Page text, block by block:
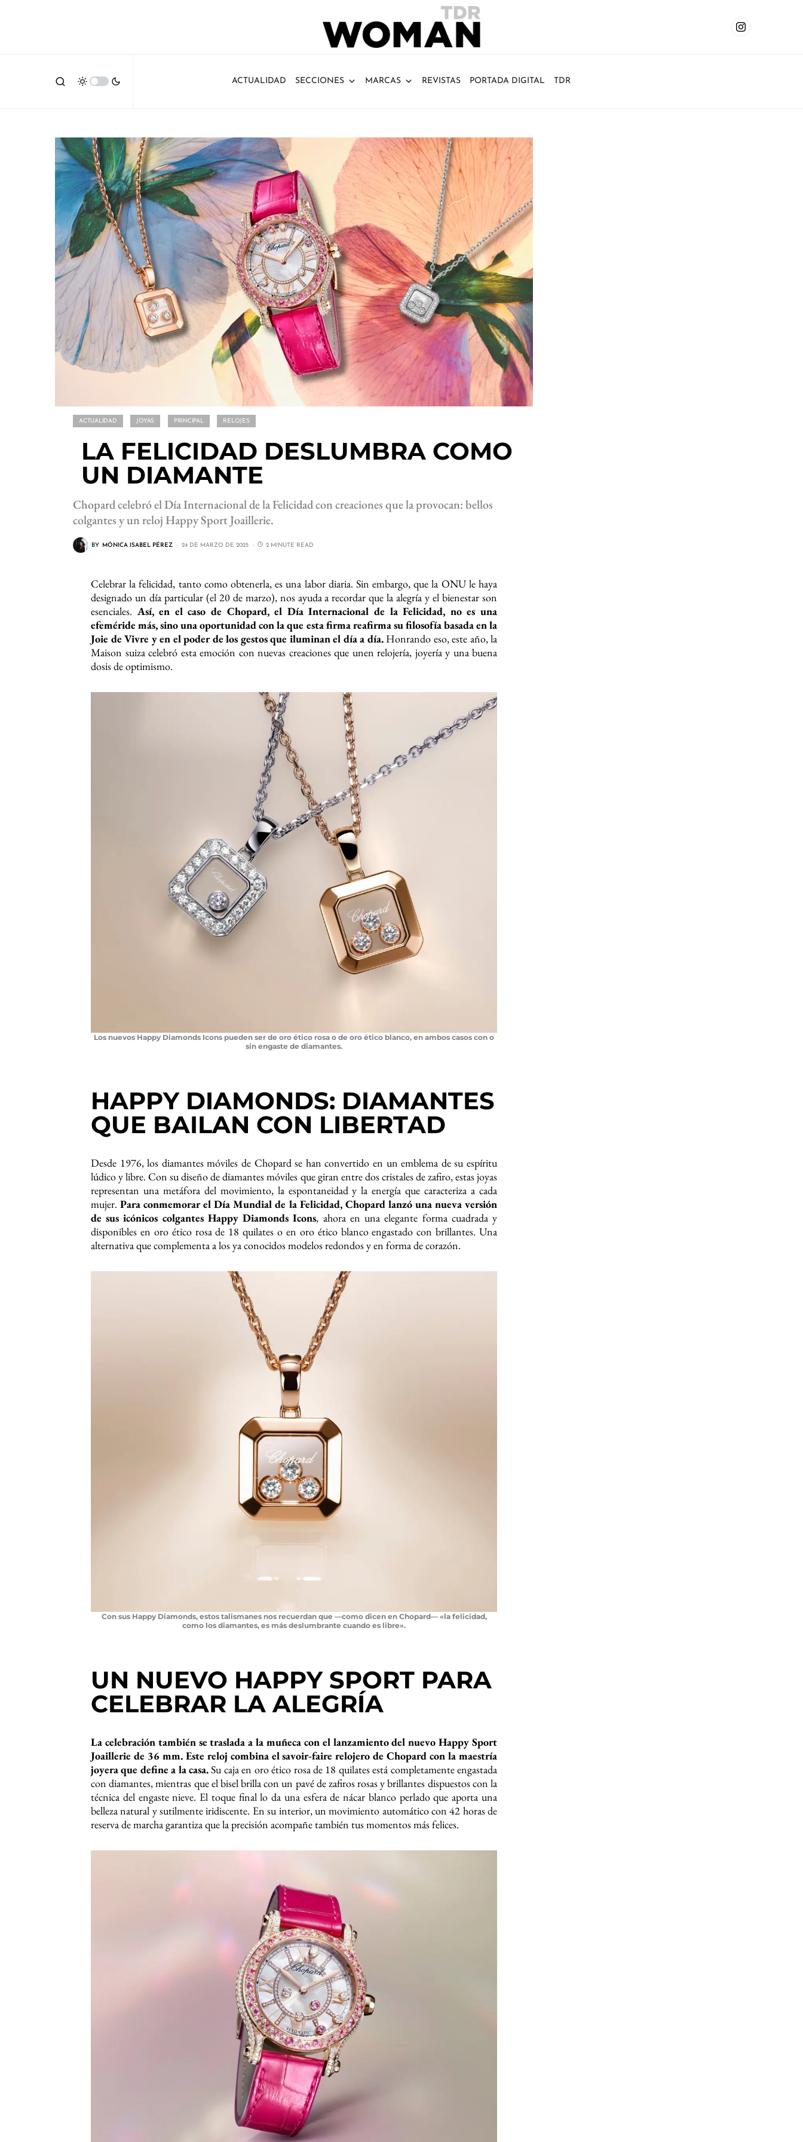
ACTUALIDAD SECCIONES MARCAS REVISTAS PORTADA DIGITAL TDR
ACTUALIDAD JOYAS PRINCIPAL RELOJES
LA FELICIDAD DESLUMBRA COMO
UN DIAMANTE
Chopard celebró el Día Internacional de la Felicidad con creaciones que la provocan: bellos
colgantes y un reloj Happy Sport Joaillerie.
BY MÓNICA ISABEL PÉREZ 24 DE MARZO DE 2025 2 MINUTE READ
Celebrar la felicidad, tanto como obtenerla, es una labor diaria. Sin embargo, que la ONU le haya
designado un día particular (el 20 de marzo), nos ayuda a recordar que la alegría y el bienestar son
esenciales. Así, en el caso de Chopard, el Día Internacional de la Felicidad, no es una
efeméride más, sino una oportunidad con la que esta firma reafirma su filosofía basada en la
Joie de Vivre y en el poder de los gestos que iluminan el día a día. Honrando eso, este año, la
Maison suiza celebró esta emoción con nuevas creaciones que unen relojería, joyería y una buena
dosis de optimismo.
Los nuevos Happy Diamonds Icons pueden ser de oro ético rosa o de oro ético blanco, en ambos casos con o
sin engaste de diamantes.
HAPPY DIAMONDS: DIAMANTES
QUE BAILAN CON LIBERTAD
Desde 1976, los diamantes móviles de Chopard se han convertido en un emblema de su espíritu
lúdico y libre. Con su diseño de diamantes móviles que giran entre dos cristales de zafiro, estas joyas
representan una metáfora del movimiento, la espontaneidad y la energía que caracteriza a cada
mujer.Para conmemorar el Día Mundial de la Felicidad, Chopard lanzó una nueva versión
de sus icónicos colgantes Happy Diamonds Icons, ahora en una elegante forma cuadrada y
disponibles en oro ético rosa de 18 quilates o en oro ético blanco engastado con brillantes. Una
alternativa que complementa a los ya conocidos modelos redondos y en forma de corazón.
Con sus Happy Diamonds, estos talismanes nos recuerdan que —como dicen en Chopard— «la felicidad,
como los diamantes, es más deslumbrante cuando es libre».
UN NUEVO HAPPY SPORT PARA
CELEBRAR LA ALEGRÍA
La celebración también se traslada a la muñeca con el lanzamiento del nuevo Happy Sport
Joaillerie de 36 mm. Este reloj combina el savoir-faire relojero de Chopard con la maestría
joyera que define a la casa.Su caja en oro ético rosa de 18 quilates está completamente engastada
con diamantes, mientras que el bisel brilla con un pavé de zafiros rosas y brillantes dispuestos con la
técnica del engaste nieve. El toque final lo da una esfera de nácar blanco perlado que aporta una
belleza natural y sutilmente iridiscente. En su interior, un movimiento automático con 42 horas de
reserva de marcha garantiza que la precisión acompañe también tus momentos más felices.